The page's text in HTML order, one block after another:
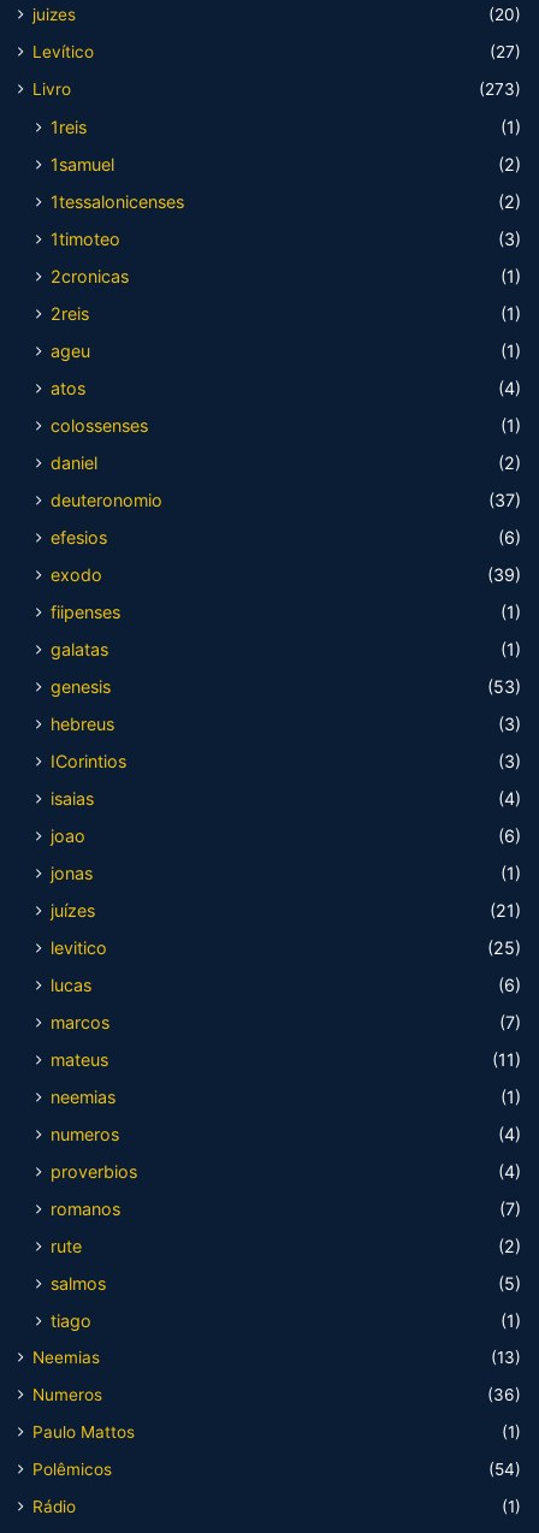
juizes
(20)
Levítico
(27)
Livro
(273)
1reis
(1)
1samuel
(2)
1tessalonicenses
(2)
1timoteo
(3)
2cronicas
(1)
2reis
(1)
ageu
(1)
atos
(4)
colossenses
(1)
daniel
(2)
deuteronomio
(37)
efesios
(6)
exodo
(39)
fiipenses
(1)
galatas
(1)
genesis
(53)
hebreus
(3)
ICorintios
(3)
isaias
(4)
joao
(6)
jonas
(1)
juízes
(21)
levitico
(25)
lucas
(6)
marcos
(7)
mateus
(11)
neemias
(1)
numeros
(4)
proverbios
(4)
romanos
(7)
rute
(2)
salmos
(5)
tiago
(1)
Neemias
(13)
Numeros
(36)
Paulo Mattos
(1)
Polêmicos
(54)
Rádio
(1)